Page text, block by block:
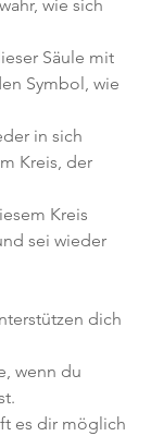
wie sich
Säule mit
Symbol, wie
in sich
Kreis, der
Kreis
sei wieder
dich
wenn du
es dir möglich